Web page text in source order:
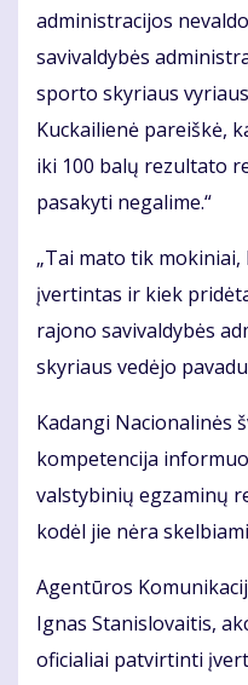
administracijos
savivaldybės
sporto skyriaus
Kuckailienė pareiškė,
iki 100 balų rezultato
pasakyti negalime.“
„Tai mato tik
įvertintas ir kiek
rajono savivaldybės
skyriaus vedėjo
Kadangi Nacionalinės
kompetencija
valstybinių egzaminų
kodėl jie nėra
Agentūros
Ignas Stanislovaitis,
oficialiai patvirtinti